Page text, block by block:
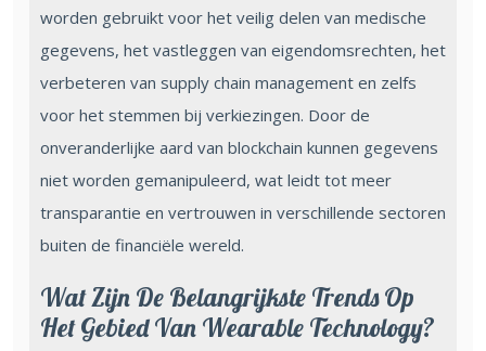
worden gebruikt voor het veilig delen van medische
gegevens, het vastleggen van eigendomsrechten, het
verbeteren van supply chain management en zelfs
voor het stemmen bij verkiezingen. Door de
onveranderlijke aard van blockchain kunnen gegevens
niet worden gemanipuleerd, wat leidt tot meer
transparantie en vertrouwen in verschillende sectoren
buiten de financiële wereld.
Wat Zijn De Belangrijkste Trends Op
Het Gebied Van Wearable Technology?